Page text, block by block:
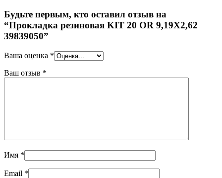
Будьте первым, кто оставил отзыв на
“Прокладка резиновая KIT 20 OR 9,19X2,62
39839050”
Ваша оценка *
Ваш отзыв *
Имя *
Email *